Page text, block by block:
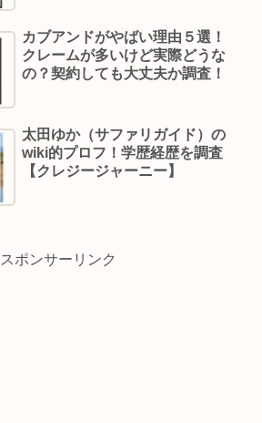
カブアンドがやばい理由５選！
クレームが多いけど実際どうな
の？契約しても大丈夫か調査！
太田ゆか（サファリガイド）の
wiki的プロフ！学歴経歴を調査
【クレジージャーニー】
スポンサーリンク